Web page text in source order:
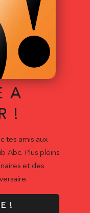
A
!
tes amis aux
Abc. Plus pleins
et des
!